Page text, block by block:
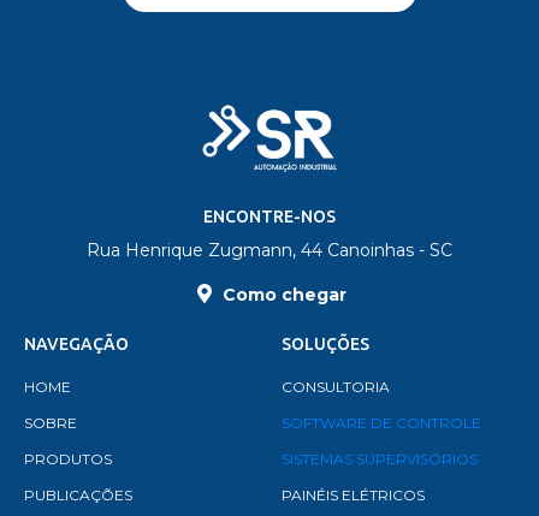
ENCONTRE-NOS
Rua Henrique Zugmann, 44 Canoinhas - SC
Como chegar
NAVEGAÇÃO
HOME
SOBRE
PRODUTOS
PUBLICAÇÕES
SOLUÇÕES
CONSULTORIA
SOFTWARE DE CONTROLE
SISTEMAS SUPERVISÓRIOS
PAINÉIS ELÉTRICOS